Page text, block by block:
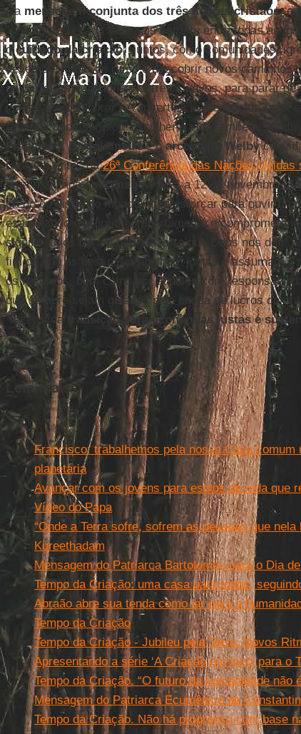
Na mensagem conjunta dos três líderes cristãos,
"colaboração cada vez mais estreita entre todas as
ocuidado da criação. Juntos, como comunidades,
devemos mudar de rumo e descobrir novos caminhos
as barreiras tradicionais entre os povos, para parar
começar a colaborar”. A advertência é explícita: hoje,
Amanhã pode ser pior. Escolher a vida também
Francisco ,Bartolomeu Ie oarcebispo Welby
rezarem antes da26ª Conferência das Nações
será realizada emGlasgow
de 1 a 12 de novembro
credo ou visão do mundo, a se esforçar para ouvir o
examinando o próprio comportamento e
significativos para o bem da terra que Deus nos deu.
fim de que as pessoas trabalhem juntas e assumam a
os recursos, bem como por aqueles com
que sempre sejam guiados pela busca de lucros
"fazer uma
transição para economias justas e
Leia mais
Francisco: trabalhemos pela nossa Casa
planetária
Avançar com os jovens para estilos de vida que
Vídeo do Papa
“Onde a Terra sofre, sofrem as pessoas que
Kureethadam
Mensagem do Patriarca Bartolomeu para o Dia
Tempo da Criação: uma casa para todos,
Abraão abre sua tenda como lar para a
Tempo da Criação
Tempo da Criação - Jubileu pela Terra: Novos
Apresentando a série ‘A Criação em foco’ para o
Tempo da Criação. “O futuro da humanidade não
Mensagem do Patriarca Ecumênico de
Tempo da Criação. Não há progresso com base